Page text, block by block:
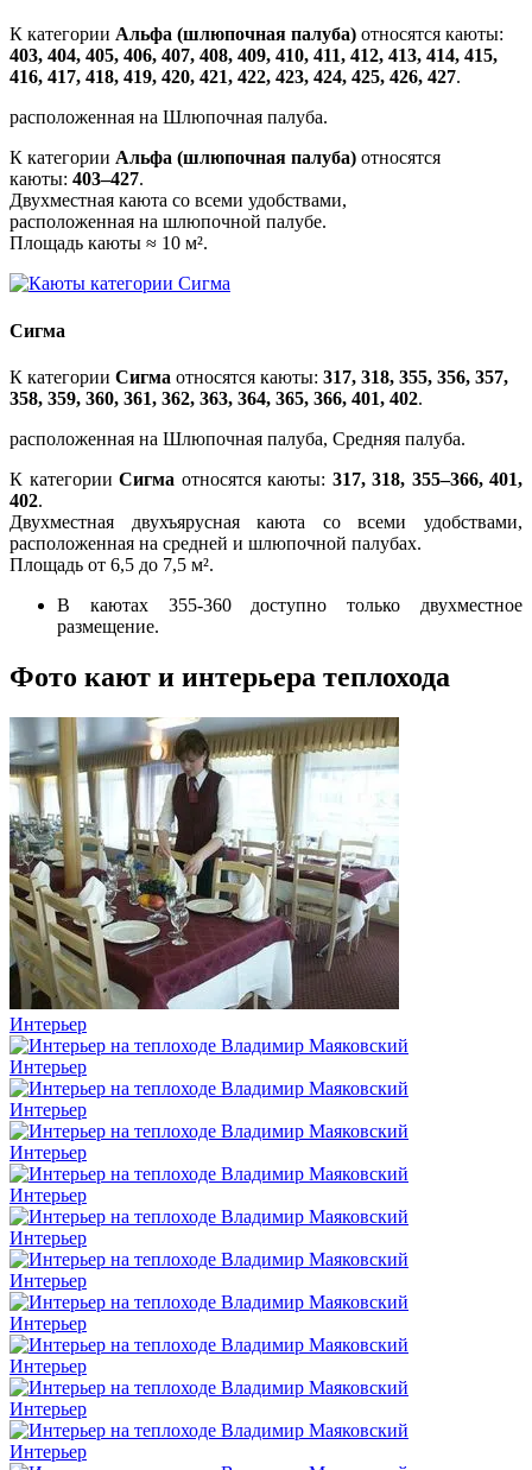
К категории Альфа (шлюпочная палуба) относятся каюты:
403, 404, 405, 406, 407, 408, 409, 410, 411, 412, 413, 414, 415,
416, 417, 418, 419, 420, 421, 422, 423, 424, 425, 426, 427.
расположенная на Шлюпочная палуба.
К категории Альфа (шлюпочная палуба) относятся
каюты: 403–427.
Двухместная каюта со всеми удобствами,
расположенная на шлюпочной палубе.
Площадь каюты ≈ 10 м².
Сигма
К категории Сигма относятся каюты: 317, 318, 355, 356, 357,
358, 359, 360, 361, 362, 363, 364, 365, 366, 401, 402.
расположенная на Шлюпочная палуба, Средняя палуба.
К категории Сигма относятся каюты: 317, 318, 355–366, 401,
402.
Двухместная двухъярусная каюта со всеми удобствами,
расположенная на средней и шлюпочной палубах.
Площадь от 6,5 до 7,5 м².
В каютах 355-360 доступно только двухместное
размещение.
Фото кают и интерьера теплохода
Интерьер
Интерьер
Интерьер
Интерьер
Интерьер
Интерьер
Интерьер
Интерьер
Интерьер
Интерьер
Интерьер